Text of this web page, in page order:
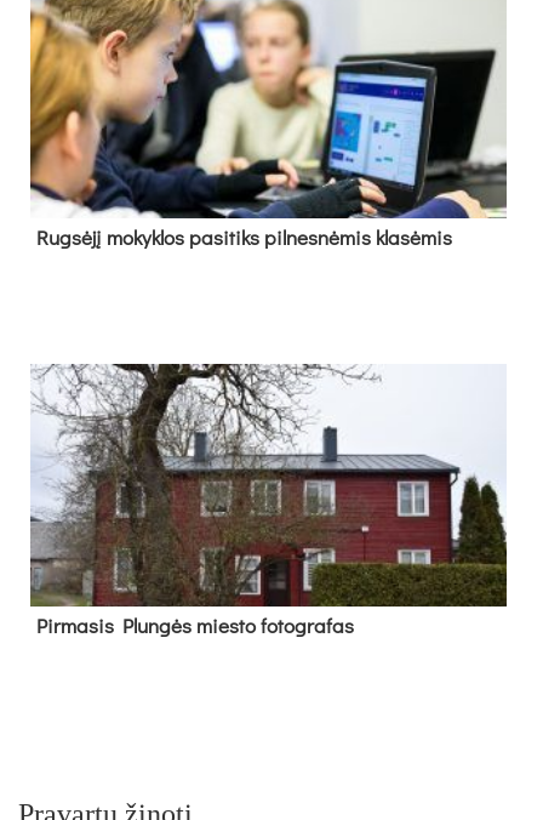
Rug­sė­jį mo­kyk­los pa­si­tiks pil­nes­nė­mis kla­sė­mis
Pir­ma­sis Plun­gės mies­to fo­tog­ra­fas
Pravartu žinoti